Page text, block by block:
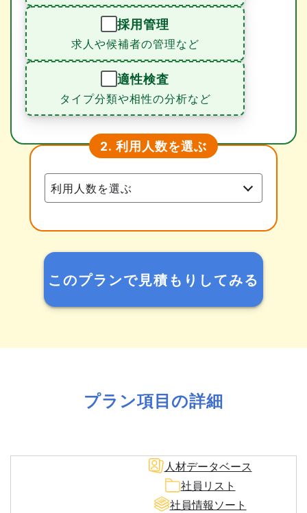
採用管理
求人や候補者の管理など
適性検査
タイプ分類や相性の分析など
2. 利用人数を選ぶ
このプランで見積もりしてみる
プラン項目の詳細
人材データベース
社員リスト
社員情報ソート